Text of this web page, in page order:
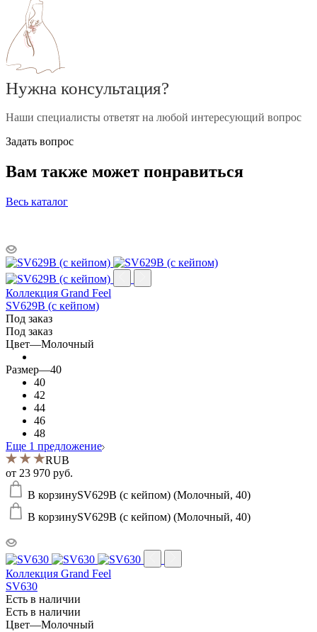
Нужна консультация?
Наши специалисты ответят на любой интересующий вопрос
Задать вопрос
Вам также может понравиться
Весь каталог
Коллекция Grand Feel
SV629B (с кейпом)
Под заказ
Под заказ
Цвет—Молочный
Размер—40
40
42
44
46
48
Еще 1 предложение
RUB
от 23 970 руб.
В корзинуSV629B (с кейпом) (Молочный, 40)
В корзинуSV629B (с кейпом) (Молочный, 40)
Коллекция Grand Feel
SV630
Есть в наличии
Есть в наличии
Цвет—Молочный